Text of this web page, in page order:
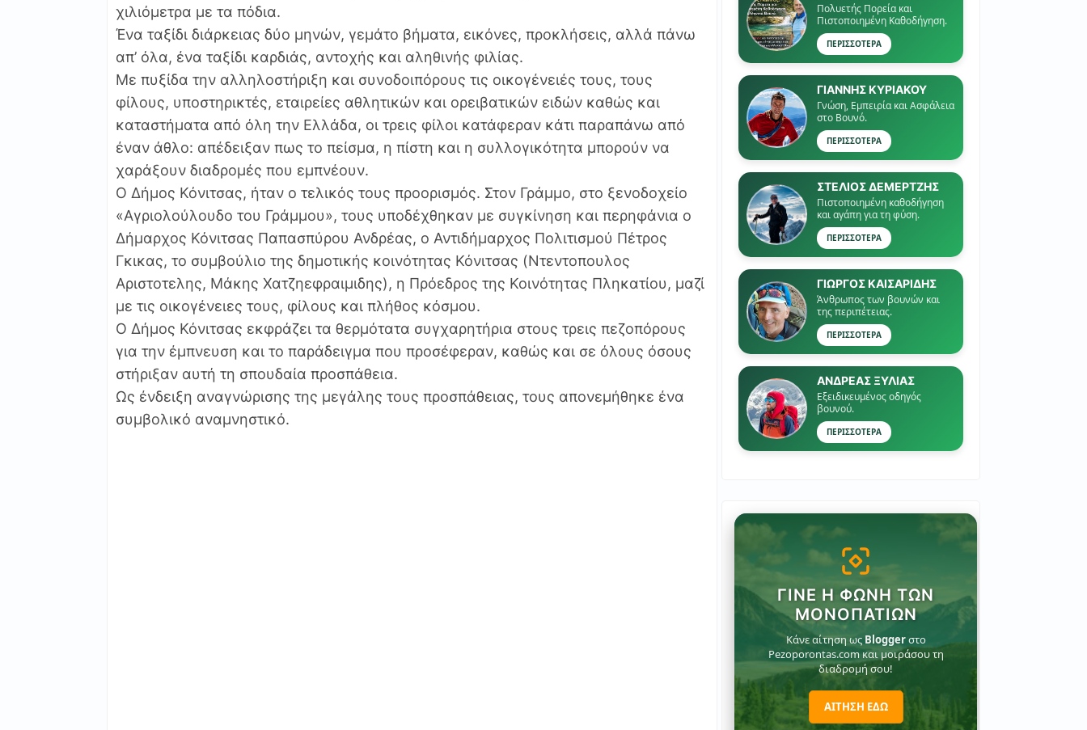
χιλιόμετρα με τα πόδια.
Ένα ταξίδι διάρκειας δύο μηνών, γεμάτο βήματα, εικόνες, προκλήσεις, αλλά πάνω
απ’ όλα, ένα ταξίδι καρδιάς, αντοχής και αληθινής φιλίας.
Με πυξίδα την αλληλοστήριξη και συνοδοιπόρους τις οικογένειές τους, τους
φίλους, υποστηρικτές, εταιρείες αθλητικών και ορειβατικών ειδών καθώς και
καταστήματα από όλη την Ελλάδα, οι τρεις φίλοι κατάφεραν κάτι παραπάνω από
έναν άθλο: απέδειξαν πως το πείσμα, η πίστη και η συλλογικότητα μπορούν να
χαράξουν διαδρομές που εμπνέουν.
Ο Δήμος Κόνιτσας, ήταν ο τελικός τους προορισμός. Στον Γράμμο, στο ξενοδοχείο
«Αγριολούλουδο του Γράμμου», τους υποδέχθηκαν με συγκίνηση και περηφάνια ο
Δήμαρχος Κόνιτσας Παπασπύρου Ανδρέας, ο Αντιδήμαρχος Πολιτισμού Πέτρος
Γκικας, το συμβούλιο της δημοτικής κοινότητας Κόνιτσας (Ντεντοπουλος
Αριστοτελης, Μάκης Χατζηεφραιμιδης), η Πρόεδρος της Κοινότητας Πληκατίου, μαζί
με τις οικογένειες τους, φίλους και πλήθος κόσμου.
Ο Δήμος Κόνιτσας εκφράζει τα θερμότατα συγχαρητήρια στους τρεις πεζοπόρους
για την έμπνευση και το παράδειγμα που προσέφεραν, καθώς και σε όλους όσους
στήριξαν αυτή τη σπουδαία προσπάθεια.
Ως ένδειξη αναγνώρισης της μεγάλης τους προσπάθειας, τους απονεμήθηκε ένα
συμβολικό αναμνηστικό.
Πολυετής Πορεία και
Πιστοποιημένη Καθοδήγηση.
ΠΕΡΙΣΣΟΤΕΡΑ
ΓΙΑΝΝΗΣ ΚΥΡΙΑΚΟΥ
Γνώση, Εμπειρία και Ασφάλεια
στο Βουνό.
ΠΕΡΙΣΣΟΤΕΡΑ
ΣΤΕΛΙΟΣ ΔΕΜΕΡΤΖΗΣ
Πιστοποιημένη καθοδήγηση
και αγάπη για τη φύση.
ΠΕΡΙΣΣΟΤΕΡΑ
ΓΙΏΡΓΟΣ ΚΑΙΣΑΡΙΔΗΣ
Άνθρωπος των βουνών και
της περιπέτειας.
ΠΕΡΙΣΣΟΤΕΡΑ
ΑΝΔΡΕΑΣ ΞΥΛΙΑΣ
Εξειδικευμένος οδηγός
βουνού.
ΠΕΡΙΣΣΟΤΕΡΑ
ΓΊΝΕ Η ΦΩΝΉ ΤΩΝ
ΜΟΝΟΠΑΤΙΏΝ
Κάνε αίτηση ως Bloggerστο
Pezoporontas.com και μοιράσου τη
διαδρομή σου!
ΑΙΤΗΣΗ ΕΔΩ